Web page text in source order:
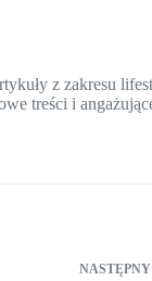
z zakresu
treści i
NASTĘPNY